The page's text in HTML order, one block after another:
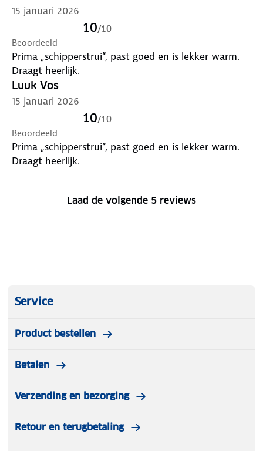
15 januari 2026
10/10
Beoordeeld
Prima „schipperstrui“, past goed en is lekker warm.
Draagt heerlijk.
Luuk Vos
15 januari 2026
10/10
Beoordeeld
Prima „schipperstrui“, past goed en is lekker warm.
Draagt heerlijk.
Laad de volgende 5 reviews
Service
Product bestellen
Betalen
Verzending en bezorging
Retour en terugbetaling